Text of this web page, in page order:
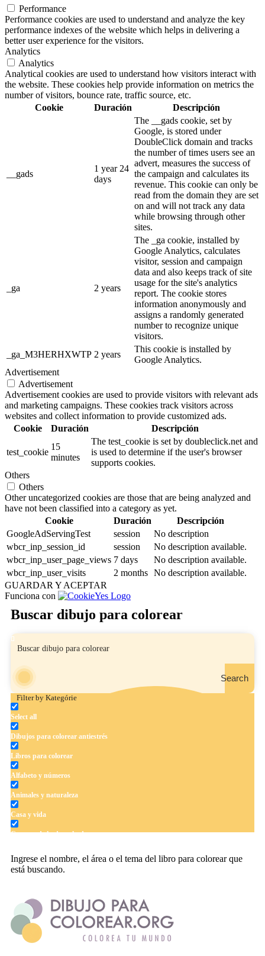
Performance
Performance cookies are used to understand and analyze the key
performance indexes of the website which helps in delivering a
better user experience for the visitors.
Analytics
Analytics
Analytical cookies are used to understand how visitors interact with
the website. These cookies help provide information on metrics the
number of visitors, bounce rate, traffic source, etc.
Cookie
Duración Descripción
__gads
1 year 24
days
The __gads cookie, set by
Google, is stored under
DoubleClick domain and tracks
the number of times users see an
advert, measures the success of
the campaign and calculates its
revenue. This cookie can only be
read from the domain they are set
on and will not track any data
while browsing through other
sites.
_ga 2 years
The _ga cookie, installed by
Google Analytics, calculates
visitor, session and campaign
data and also keeps track of site
usage for the site's analytics
report. The cookie stores
information anonymously and
assigns a randomly generated
number to recognize unique
visitors.
_ga_M3HERHXWTP 2 years
This cookie is installed by
Google Analytics.
Advertisement
Advertisement
Advertisement cookies are used to provide visitors with relevant ads
and marketing campaigns. These cookies track visitors across
websites and collect information to provide customized ads.
Cookie
Duración Descripción
test_cookie
15
minutes
The test_cookie is set by doubleclick.net and
is used to determine if the user's browser
supports cookies.
Others
Others
Other uncategorized cookies are those that are being analyzed and
have not been classified into a category as yet.
Cookie
Duración
Descripción
GoogleAdServingTest
session
No description
wbcr_inp_session_id
session
No description available.
wbcr_inp_user_page_views 7 days
No description available.
wbcr_inp_user_visits
2 months No description available.
GUARDAR Y ACEPTAR
Funciona con
Buscar dibujo para colorear
Search
Filter by Kategórie
Select all
Dibujos para colorear antiestrés
Libros para colorear
Alfabeto y números
Animales y naturaleza
Casa y vida
Cuentos de hadas y hadas
Deporte
Dinosaurios
Frutas y vegetales
Ingrese el nombre, el área o el tema del libro para colorear que
está buscando.